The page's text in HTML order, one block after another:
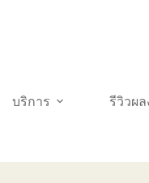
บริการ รีวิวผ